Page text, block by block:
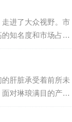
进了大众视野。市
知名度和市场占有
两款蛋白粉，助你
肝脏承受着前所未
对琳琅满目的产
的几款保健品。…